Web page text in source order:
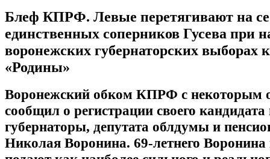
Блеф КПРФ. Левые перетягивают на
единственных соперников Гусева при
воронежских губернаторских выборах
«Родины»
Воронежский обком КПРФ с некоторым
сообщил о регистрации своего кандидата
губернаторы, депутата облдумы и
Николая Воронина. 69-летнего